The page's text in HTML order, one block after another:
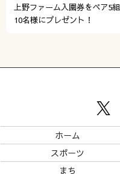
上野ファーム入園券をペア5組
10名様にプレゼント！
ホーム
スポーツ
まち